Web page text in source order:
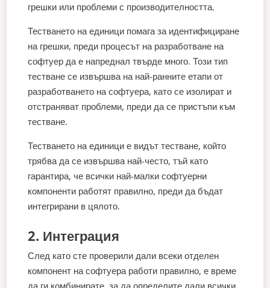
грешки или проблеми с производителността.
Тестването на единици помага за идентифициране
на грешки, преди процесът на разработване на
софтуер да е напреднал твърде много. Този тип
тестване се извършва на най-ранните етапи от
разработването на софтуера, като се изолират и
отстраняват проблеми, преди да се пристъпи към
тестване.
Тестването на единици е видът тестване, който
трябва да се извършва най-често, тъй като
гарантира, че всички най-малки софтуерни
компоненти работят правилно, преди да бъдат
интегрирани в цялото.
2. Интеграция
След като сте проверили дали всеки отделен
компонент на софтуера работи правилно, е време